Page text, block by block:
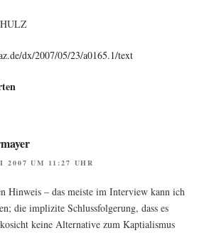
dx/2007/05/23/a0165.1/text
2007 UM 11:27 UHR
Hin­weis – das meis­te im Inter­view kann ich
die impli­zi­te Schluss­fol­ge­rung, dass es
kei­ne Alter­na­ti­ve zum Kap­tia­lis­mus